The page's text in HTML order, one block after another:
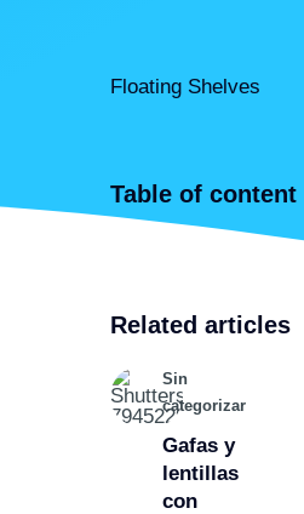
Floating Shelves
table of content
related articles
Sin
categorizar
Gafas y
lentillas
con